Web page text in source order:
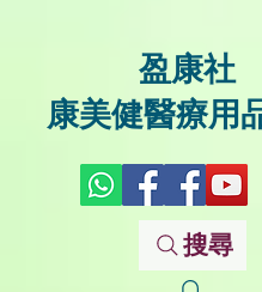
盈康社
康美健醫療用
搜尋